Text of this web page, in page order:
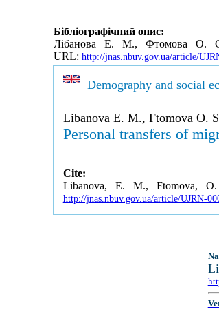
Бібліографічний опис:
Лібанова Е. М., Фтомова О. С.
URL: http://jnas.nbuv.gov.ua/article/
Demography and social
Libanova E. M., Ftomova O.
Personal transfers of
Cite:
Libanova, E. M., Ftomova, O.
http://jnas.nbuv.gov.ua/article/UJRN-